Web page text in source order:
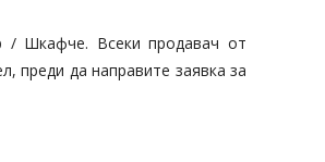
/ Шкафче. Всеки продавач от
преди да направите заявка за